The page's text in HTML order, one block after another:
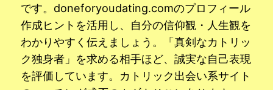
です。doneforyoudating.comのプロフィール
作成ヒントを活用し、自分の信仰観・人生観を
わかりやすく伝えましょう。「真剣なカトリッ
ク独身者」を求める相手ほど、誠実な自己表現
を評価しています。カトリック出会い系サイト